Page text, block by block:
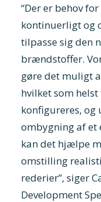
“Der er behov
kontinuerligt og
tilpasse sig den
brændstoffer.
gøre det muligt
hvilket som
konfigureres, og
ombygning af et
kan det hjælpe
omstilling
rederier”, siger
Development